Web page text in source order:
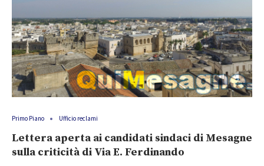
Primo Piano Ufficio reclami
Lettera aperta ai candidati sindaci di Mesagne
sulla criticità di Via E. Ferdinando